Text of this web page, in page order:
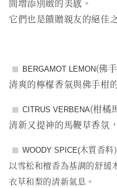
間增添別緻的美感。
它們也是饋贈親友的絕佳
BERGAMOT LEMON(佛
清爽的檸檬香氣與佛手柑
CITRUS VERBENA(柑橘
清新又提神的馬鞭草香氛
WOODY SPICE(木質香料)
以雪松和檀香為基調的舒緩
衣草和梨的清新氣息。